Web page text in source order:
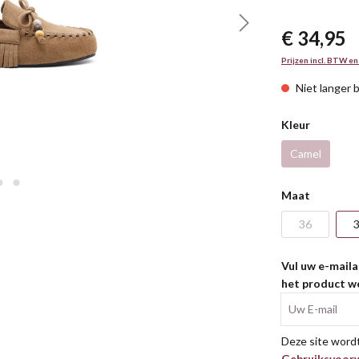
€ 34,95
Prijzen incl. BTW
Niet langer
Kleur
Camel
Maat
36
Vul uw e-
het product
Deze site